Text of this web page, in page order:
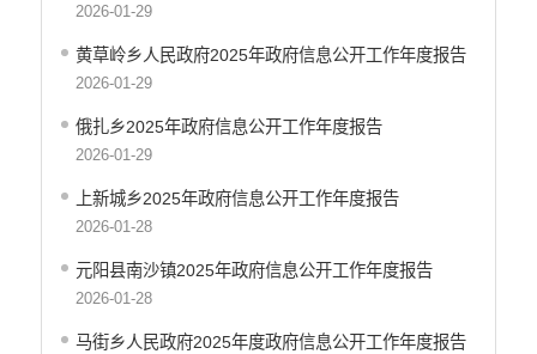
2026-01-29
黄草岭乡人民政府2025年政府信息公开工作年度报告
2026-01-29
俄扎乡2025年政府信息公开工作年度报告
2026-01-29
上新城乡2025年政府信息公开工作年度报告
2026-01-28
元阳县南沙镇2025年政府信息公开工作年度报告
2026-01-28
马街乡人民政府2025年度政府信息公开工作年度报告